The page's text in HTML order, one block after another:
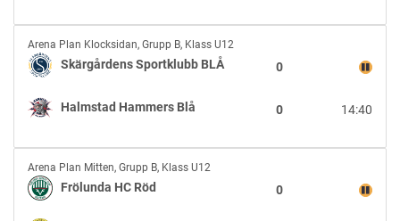
Vit
Skärgårdens
Sportklubb
BLÅ
vs
Halmstad
Blå
Arena Plan Klocksidan, Grupp B, Klass U12
Skärgårdens Sportklubb BLÅ 0
Halmstad Hammers Blå 14:40
0
Frölunda
HC
Röd
Arena Plan Mitten, Grupp B, Klass U12
Frölunda HC Röd 0